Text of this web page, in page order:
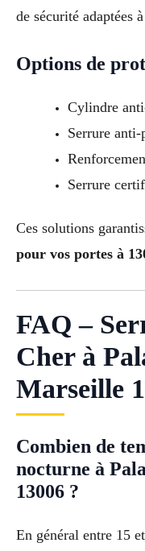
de sécurité adaptées
Options de
Cylindre
Serrure anti-
Serrure
Ces solutions
pour vos portes à
FAQ –
Cher à
Marseille
Combien de
nocturne à
13006 ?
En général entre 15